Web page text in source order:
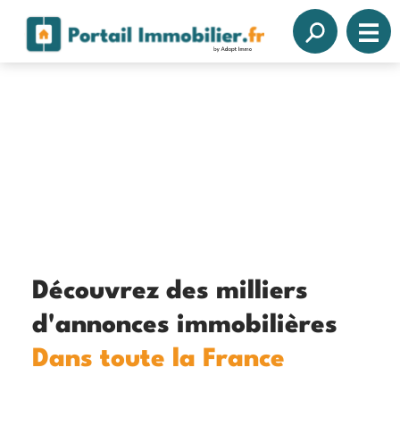
Découvrez des milliers
d'annonces immobilières
Dans toute la France